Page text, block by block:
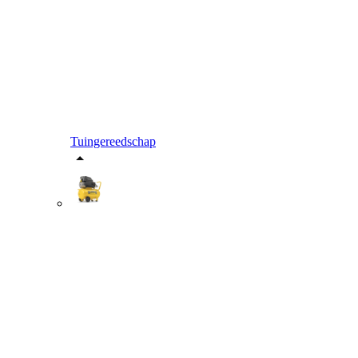
Tuingereedschap